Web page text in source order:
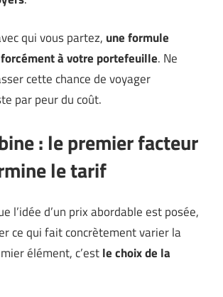
qui vous partez, une formule
à votre portefeuille. Ne
cette chance de voyager
par peur du coût.
: le premier facteur
le tarif
l’idée d’un prix abordable est posée,
ce qui fait concrètement varier la
élément, c’estle choix de la